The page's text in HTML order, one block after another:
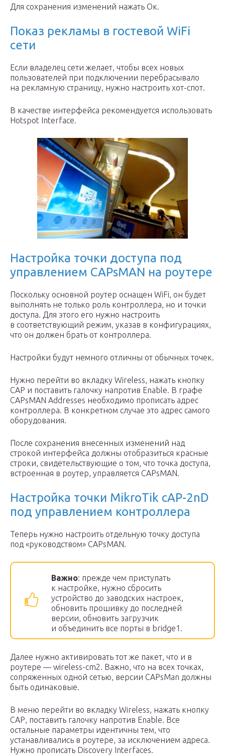
Для сохранения изменений нажать Ок.
Показ рекламы в гостевой WiFi
сети
Если владелец сети желает, чтобы всех новых
пользователей при подключении перебрасывало
на рекламную страницу, нужно настроить хот-спот.
В качестве интерфейса рекомендуется использовать
Hotspot Interface.
Настройка точки доступа под
управлением CAPsMAN на роутере
Поскольку основной роутер оснащен WiFi, он будет
выполнять не только роль контроллера, но и точки
доступа. Для этого его нужно настроить
в соответствующий режим, указав в конфигурациях,
что он должен брать от контроллера.
Настройки будут немного отличны от обычных точек.
Нужно перейти во вкладку Wireless, нажать кнопку
САР и поставить галочку напротив Enable. В графе
CAPsMAN Addresses необходимо прописать адрес
контроллера. В конкретном случае это адрес самого
оборудования.
После сохранения внесенных изменений над
строкой интерфейса должны отобразиться красные
строки, свидетельствующие о том, что точка доступа,
встроенная в роутер, управляется CAPsMAN.
Настройка точки MikroTik cAP-2nD
под управлением контроллера
Теперь нужно настроить отдельную точку доступа
под «руководством» CAPsMAN.
Важно: прежде чем приступать
к настройке, нужно сбросить
устройство до заводских настроек,
обновить прошивку до последней
версии, обновить загрузчик
и объединить все порты в bridge1.
Далее нужно активировать тот же пакет, что и в
роутере — wireless-cm2. Важно, что на всех точках,
сопряженных одной сетью, версии CAPsMan должны
быть одинаковые.
В меню перейти во вкладку Wireless, нажать кнопку
САР, поставить галочку напротив Enable. Все
остальные параметры идентичны тем, что
устанавливались в роутере, за исключением адреса.
Нужно прописать Discovery Interfaces.